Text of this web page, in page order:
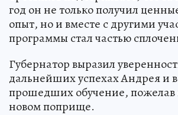
год он не только получил
опыт, но и вместе с другими
программы стал частью
Губернатор выразил
дальнейших успехах Андрея и
прошедших обучение, пожелав
новом поприще.